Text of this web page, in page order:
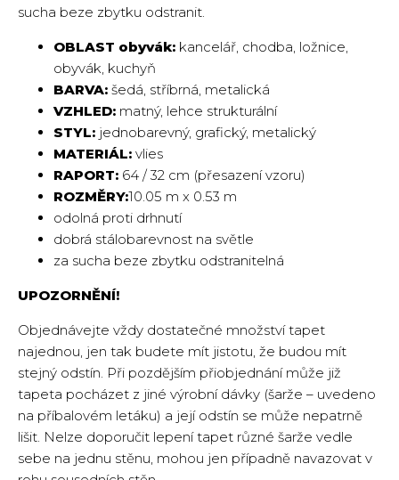
sucha beze zbytku odstranit.
OBLAST obyvák: kancelář, chodba, ložnice,
obyvák, kuchyň
BARVA: šedá, stříbrná, metalická
VZHLED: matný, lehce strukturální
STYL: jednobarevný, grafický, metalický
MATERIÁL: vlies
RAPORT: 64 / 32 cm (přesazení vzoru)
ROZMĚRY:10.05 m x 0.53 m
odolná proti drhnutí
dobrá stálobarevnost na světle
za sucha beze zbytku odstranitelná
UPOZORNĚNÍ!
Objednávejte vždy dostatečné množství tapet
najednou, jen tak budete mít jistotu, že budou mít
stejný odstín. Při pozdějším přiobjednání může již
tapeta pocházet z jiné výrobní dávky (šarže – uvedeno
na příbalovém letáku) a její odstín se může nepatrně
lišit. Nelze doporučit lepení tapet různé šarže vedle
sebe na jednu stěnu, mohou jen případně navazovat v